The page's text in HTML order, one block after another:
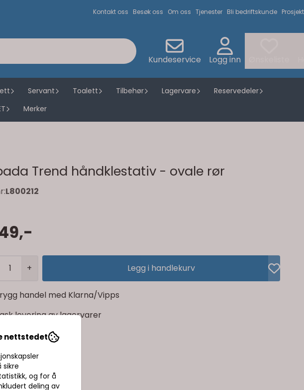
Kontakt oss Besøk oss Om oss Tjenester Bli bedriftskunde Prosjekt
Kundeservice Logg inn
Servant Toalett Tilbehør Lagervare
Reservedeler
Merker
Trend håndklestativ - ovale rør
L800212
+ Legg i handlekurv
handel med Klarna/Vipps
levering av lagervarer
pris på frakt
nettstedet
og for å
deling av